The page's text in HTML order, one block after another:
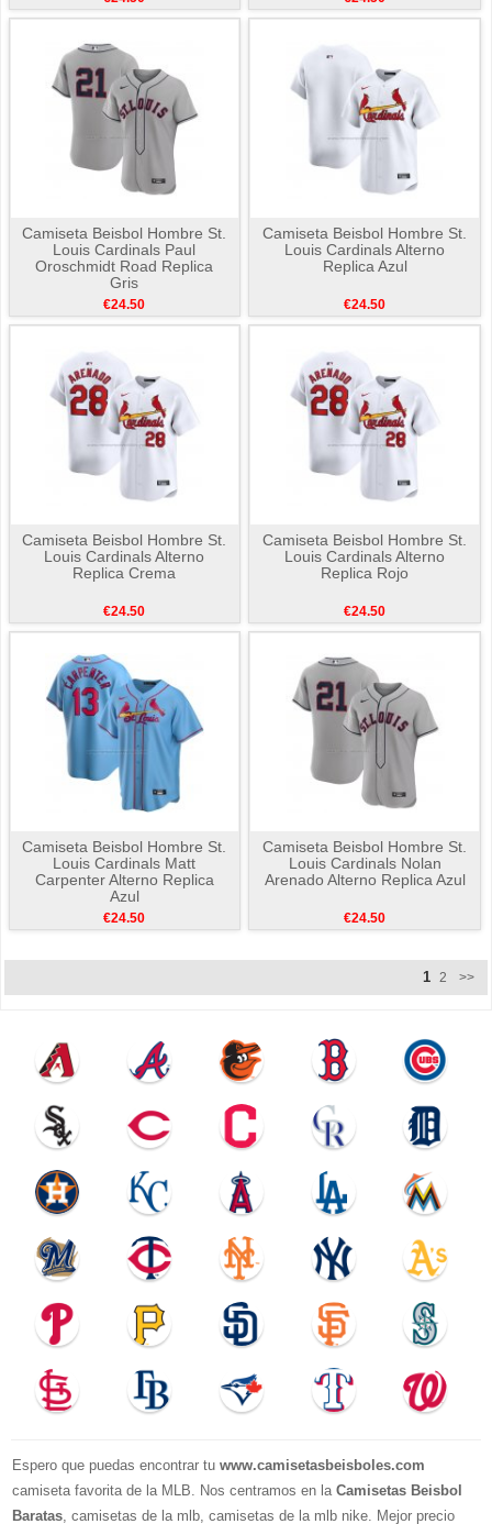
Camiseta Beisbol Hombre St.
Louis Cardinals Paul
Oroschmidt Road Replica
Gris
€24.50
Camiseta Beisbol Hombre St.
Louis Cardinals Alterno
Replica Azul
€24.50
Camiseta Beisbol Hombre St.
Louis Cardinals Alterno
Replica Crema
€24.50
Camiseta Beisbol Hombre St.
Louis Cardinals Alterno
Replica Rojo
€24.50
Camiseta Beisbol Hombre St.
Louis Cardinals Matt
Carpenter Alterno Replica
Azul
€24.50
Camiseta Beisbol Hombre St.
Louis Cardinals Nolan
Arenado Alterno Replica Azul
€24.50
1 2 >>
Espero que puedas encontrar tu www.camisetasbeisboles.com
camiseta favorita de la MLB. Nos centramos en la Camisetas Beisbol
Baratas , camisetas de la mlb, camisetas de la mlb nike. Mejor precio